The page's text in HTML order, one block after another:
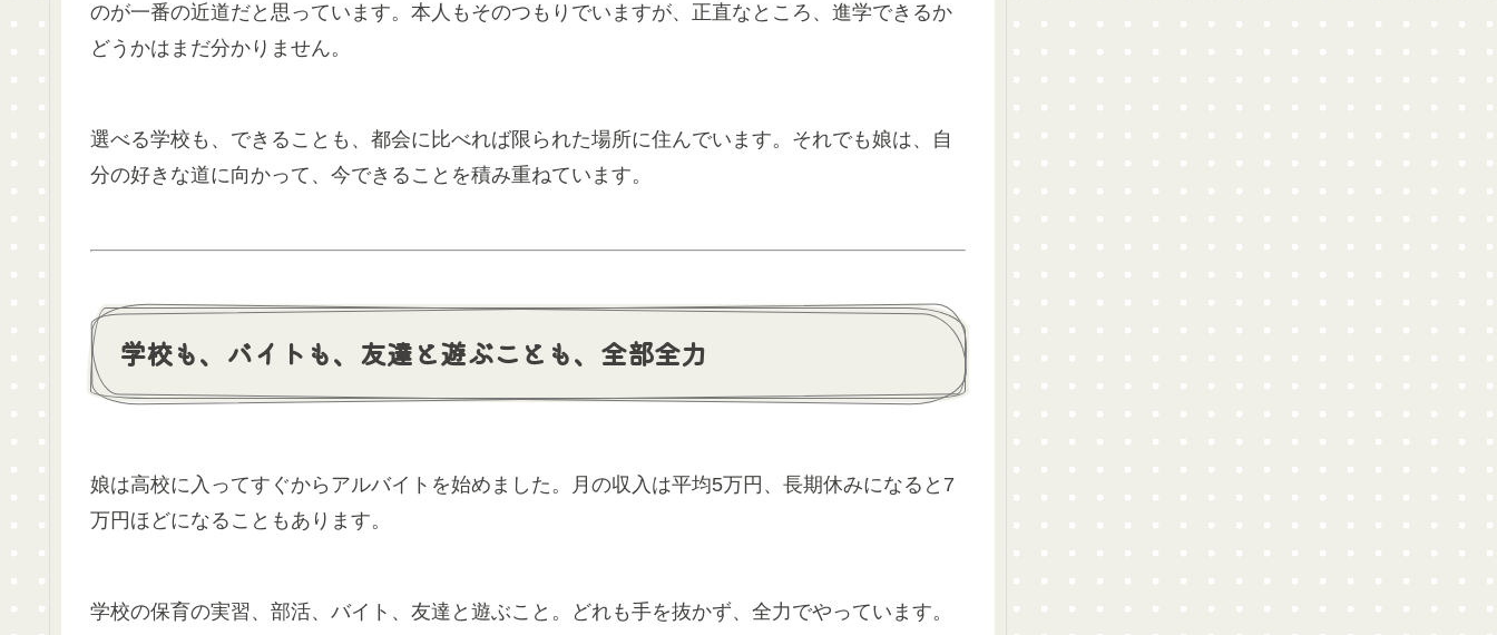
のが一番の近道だと思っています。本人もそのつもりでいますが、正直なところ、進学できるか
どうかはまだ分かりません。
選べる学校も、できることも、都会に比べれば限られた場所に住んでいます。それでも娘は、自
分の好きな道に向かって、今できることを積み重ねています。
学校も、バイトも、友達と遊ぶことも、全部全力
娘は高校に入ってすぐからアルバイトを始めました。月の収入は平均5万円、長期休みになると7
万円ほどになることもあります。
学校の保育の実習、部活、バイト、友達と遊ぶこと。どれも手を抜かず、全力でやっています。